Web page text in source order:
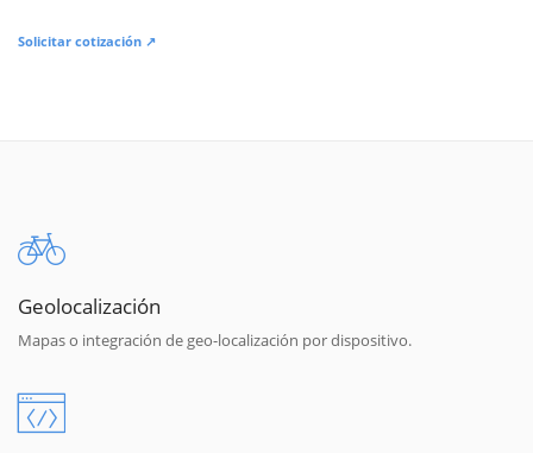
Solicitar cotización ↗
Geolocalización
Mapas o integración de geo-localización por dispositivo.